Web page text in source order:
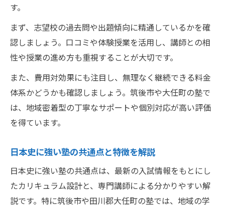
カリキュラムで知る日本史対策の質
個別指導で広がる日本史学習の新たな可能性
個別指導塾で日本史力が伸びる理由
苦手単元も塾の個別対応で克服できる
日本史に特化した塾の個別支援とは
塾の個別指導が生徒にもたらす効果
マンツーマン指導で受験力が強化される
す。
まず、志望校の過去問や出題傾向に精通しているかを確
認しましょう。口コミや体験授業を活用し、講師との相
性や授業の進め方も重視することが大切です。
また、費用対効果にも注目し、無理なく継続できる料金
体系かどうかも確認しましょう。筑後市や大任町の塾で
は、地域密着型の丁寧なサポートや個別対応が高い評価
を得ています。
日本史に強い塾の共通点と特徴を解説
日本史に強い塾の共通点は、最新の入試情報をもとにし
たカリキュラム設計と、専門講師による分かりやすい解
説です。特に筑後市や田川郡大任町の塾では、地域の学